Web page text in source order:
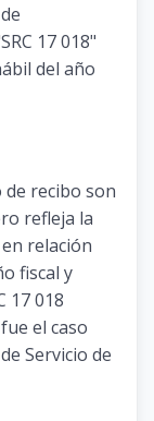
17 018"
del año
recibo son
refleja la
relación
fiscal y
17 018
el caso
Servicio de